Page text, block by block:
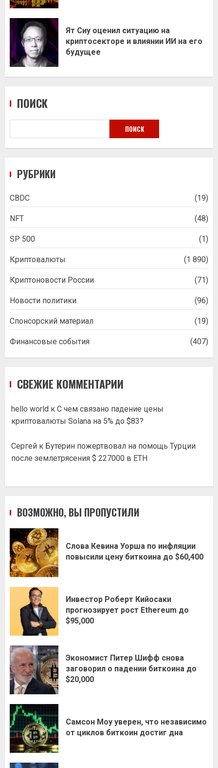
Ят Сиу оценил ситуацию на
криптосекторе и влиянии ИИ на его
будущее
ПОИСК
ПОИСК
РУБРИКИ
CBDC (19)
NFT (48)
SP 500 (1)
Криптовалюты (1 890)
Криптоновости России (71)
Новости политики (96)
Спонсорский материал (19)
Финансовые события (407)
СВЕЖИЕ КОММЕНТАРИИ
hello world к С чем связано падение цены
криптовалюты Solana на 5% до $83?
Сергей к Бутерин пожертвовал на помощь Турции
после землетрясения $ 227000 в ETH
ВОЗМОЖНО, ВЫ ПРОПУСТИЛИ
Слова Кевина Уорша по инфляции
повысили цену биткоина до $60,400
Инвестор Роберт Кийосаки
прогнозирует рост Ethereum до
$95,000
Экономист Питер Шифф снова
заговорил о падении биткоина до
$20,000
Самсон Моу уверен, что независимо
от циклов биткоин достиг дна